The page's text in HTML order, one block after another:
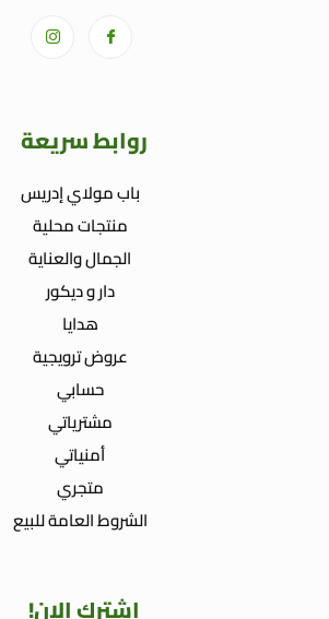
روابط سريعة
باب مولاي إدريس
منتجات محلية
الجمال والعناية
دار و ديكور
هدايا
عروض ترويجية
حسابي
مشترياتي
أمنياتي
متجري
الشروط العامة للبيع
اشترك الان!